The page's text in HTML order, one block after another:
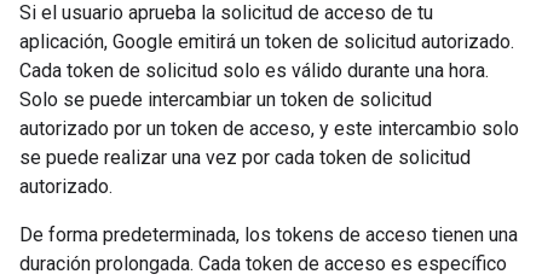
Si el usuario aprueba la solicitud de acceso de tu
aplicación, Google emitirá un token de solicitud autorizado.
Cada token de solicitud solo es válido durante una hora.
Solo se puede intercambiar un token de solicitud
autorizado por un token de acceso, y este intercambio solo
se puede realizar una vez por cada token de solicitud
autorizado.
De forma predeterminada, los tokens de acceso tienen una
duración prolongada. Cada token de acceso es específico